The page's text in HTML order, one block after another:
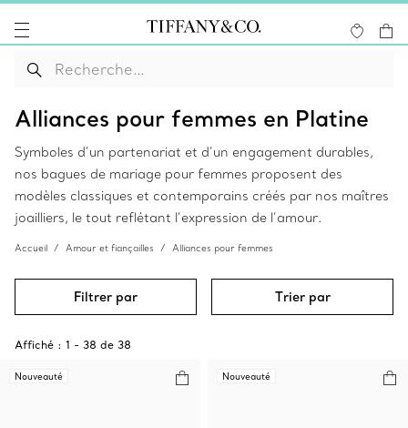
Alliances pour femmes en Platine
Symboles d’un partenariat et d’un engagement durables,
nos bagues de mariage pour femmes proposent des
modèles classiques et contemporains créés par nos maîtres
joailliers, le tout reflétant l’expression de l’amour.
Accueil Amour et fiançailles Alliances pour femmes
Filtrer par Trier par
Affiché : 1 - 38 de 38
Nouveauté Nouveauté